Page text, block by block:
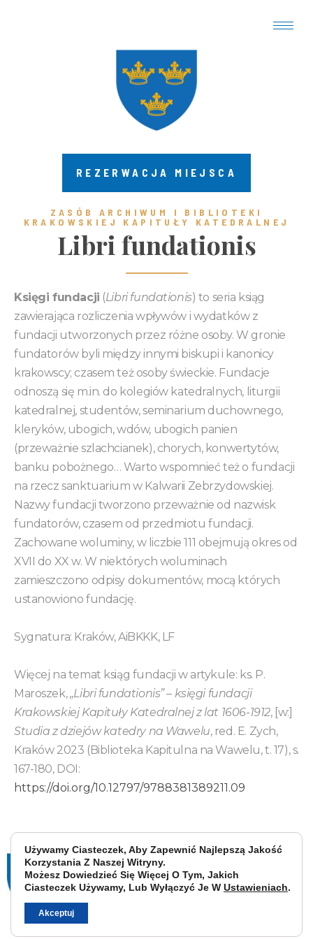
REZERWACJA MIEJSCA
ZASÓB ARCHIWUM I BIBLIOTEKI
KRAKOWSKIEJ KAPITUŁY KATEDRALNEJ ​
Libri fundationis
Księgi fundacji (Libri fundationis) to seria ksiąg
zawierająca rozliczenia wpływów i wydatków z
fundacji utworzonych przez różne osoby. W gronie
fundatorów byli między innymi biskupi i kanonicy
krakowscy; czasem też osoby świeckie. Fundacje
odnoszą się m.in. do kolegiów katedralnych, liturgii
katedralnej, studentów, seminarium duchownego,
kleryków, ubogich, wdów, ubogich panien
(przeważnie szlachcianek), chorych, konwertytów,
banku pobożnego… Warto wspomnieć też o fundacji
na rzecz sanktuarium w Kalwarii Zebrzydowskiej.
Nazwy fundacji tworzono przeważnie od nazwisk
fundatorów, czasem od przedmiotu fundacji.
Zachowane woluminy, w liczbie 111 obejmują okres od
XVII do XX w. W niektórych woluminach
zamieszczono odpisy dokumentów, mocą których
ustanowiono fundację.
Sygnatura: Kraków, AiBKKK, LF
Więcej na temat ksiąg fundacji w artykule: ks. P.
Maroszek,„Libri fundationis” – księgi fundacji
Krakowskiej Kapituły Katedralnej z lat 1606-1912, [w:]
Studia z dziejów katedry na Wawelu, red. E. Zych,
Kraków 2023 (Biblioteka Kapitulna na Wawelu, t. 17), s.
167-180, DOI:
https://doi.org/10.12797/9788381389211.09
Używamy Ciasteczek, Aby Zapewnić Najlepszą Jakość
Korzystania Z Naszej Witryny.
Możesz Dowiedzieć Się Więcej O Tym, Jakich
Ciasteczek Używamy, Lub Wyłączyć Je W Ustawieniach.
Akceptuj